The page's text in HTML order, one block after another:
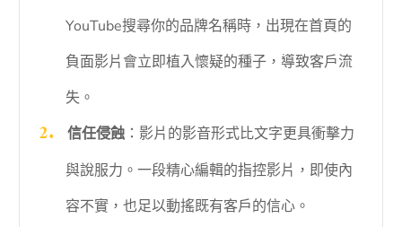
YouTube搜尋你的品牌名稱時，出現在首頁的
負面影片會立即植入懷疑的種子，導致客戶流
失。
信任侵蝕：影片的影音形式比文字更具衝擊力
與說服力。一段精心編輯的指控影片，即使內
容不實，也足以動搖既有客戶的信心。